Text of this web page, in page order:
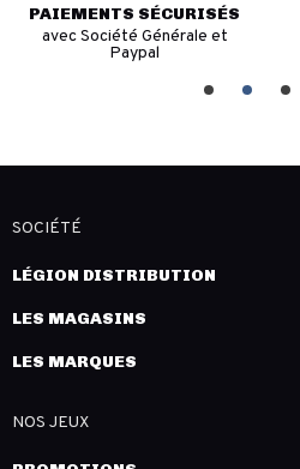
PAIEMENTS SÉCURISÉS
avec Société Générale et
Paypal
SOCIÉTÉ
LÉGION DISTRIBUTION
LES MAGASINS
LES MARQUES
NOS JEUX